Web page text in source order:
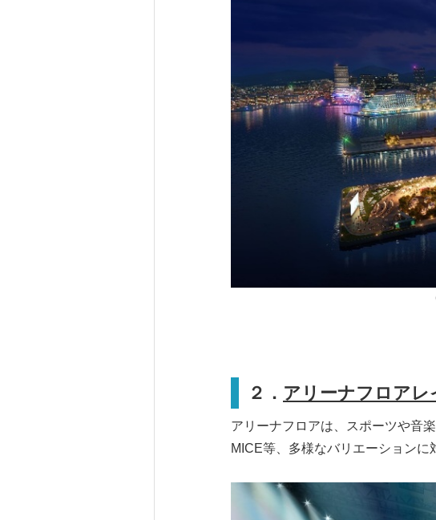
２． アリーナフロア
アリーナフロアは、スポーツや音
MICE等、多様なバリエーションに